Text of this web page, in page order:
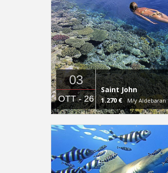
03
OTT - 26
Saint John
1.270 € M/y Aldebaran